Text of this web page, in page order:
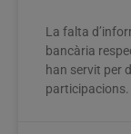
La falta
bancària
han servit per